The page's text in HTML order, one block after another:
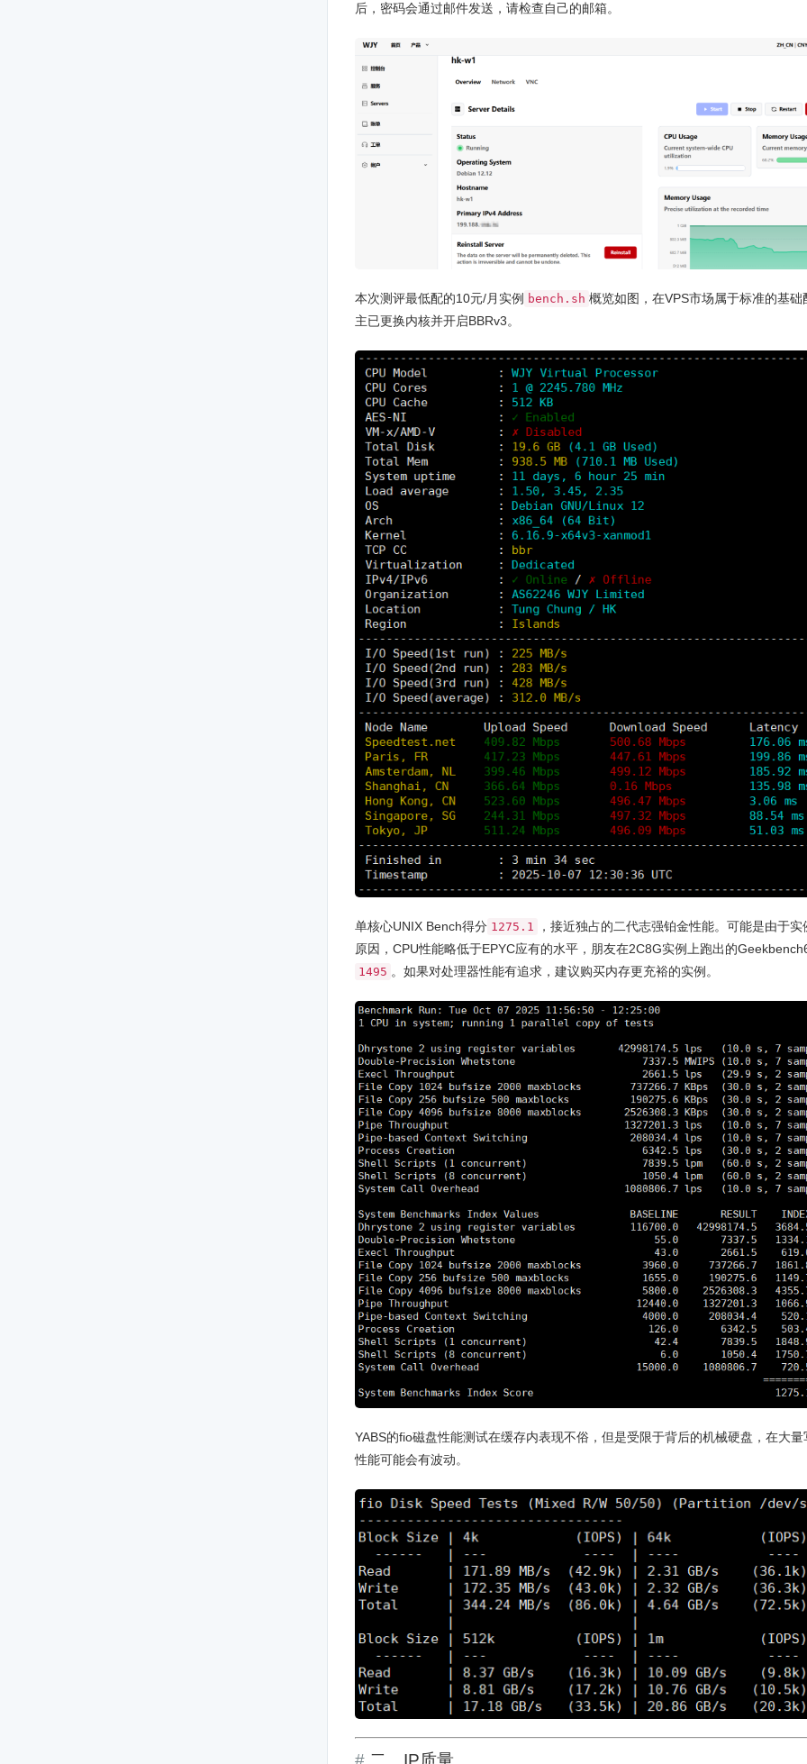
后，密码会通过邮件发送，请检查自己的邮箱。
本次测评最低配的10元/月实例 bench.sh 概览如图，在VPS市场属于标准的基础
主已更换内核并开启BBRv3。
单核心UNIX Bench得分 1275.1
，接近独占的二代志强铂金性能。可能是由于实
原因，CPU性能略低于EPYC应有的水平，朋友在2C8G实例上跑出的
1495 。如果对处理器性能有追求，建议购买内存更充裕的实例。
YABS的fio磁盘性能测试在缓存内表现不俗，但是受限于背后的机械硬盘，在大量
性能可能会有波动。